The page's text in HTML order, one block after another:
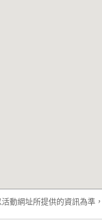
活動網址所提供的資訊為準